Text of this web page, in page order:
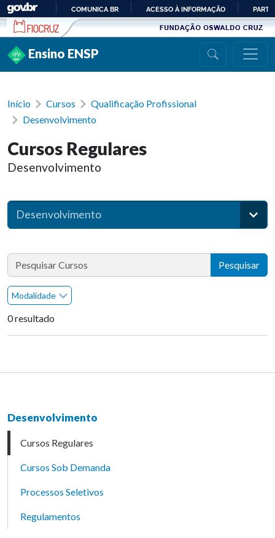
Ir para conteúdo
PARA
COMUNICA BR ACESSO À INFORMAÇÃO
Ensino ENSP
Início Cursos
Qualificação Profissional
Desenvolvimento
Cursos Regulares
Desenvolvimento
Desenvolvimento
Pesquisar
Modalidade
0 resultado
Desenvolvimento
Cursos Regulares
Cursos Sob Demanda
Processos Seletivos
Regulamentos